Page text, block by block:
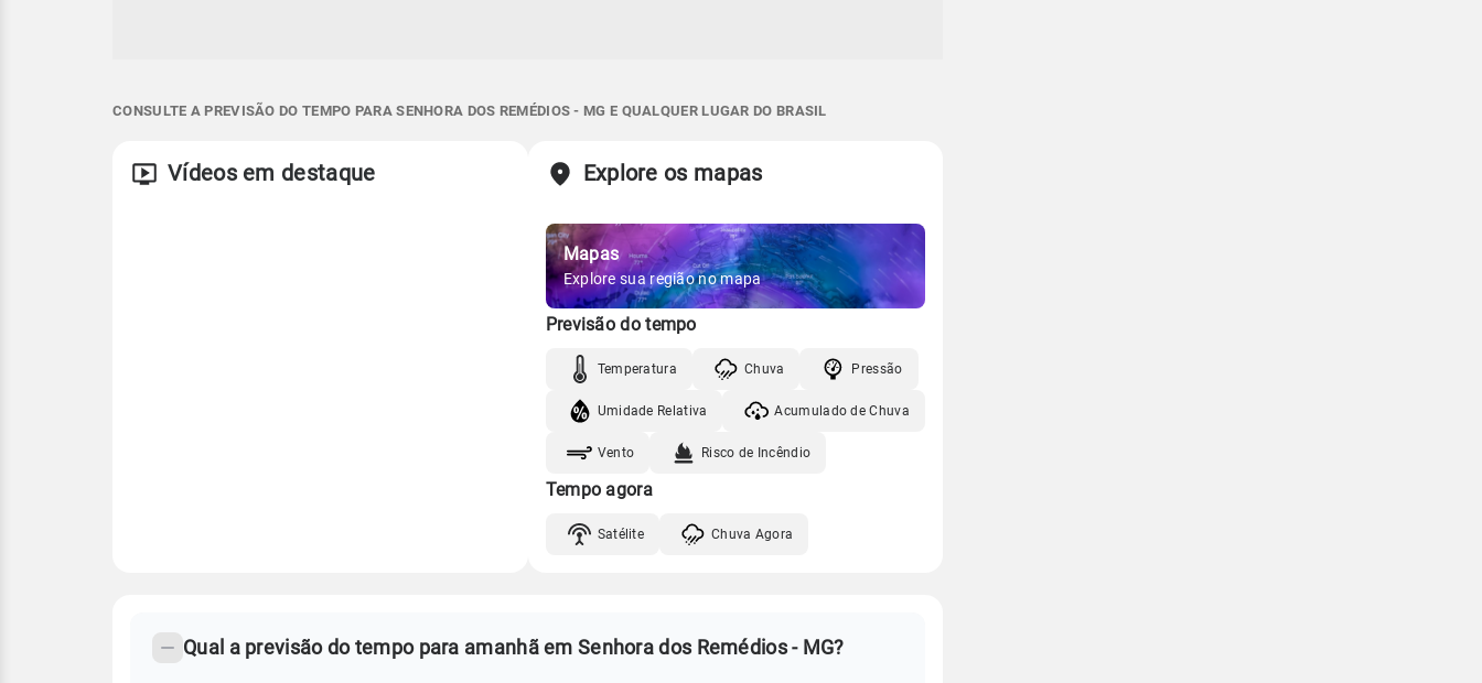
CONSULTE A PREVISÃO DO TEMPO PARA SENHORA DOS REMÉDIOS - MG E QUALQUER LUGAR DO BRASIL
Vídeos em destaque Explore os mapas
Mapas
Explore sua região no mapa
Previsão do tempo
Temperatura Chuva Pressão
Umidade Relativa Acumulado de Chuva
Vento Risco de Incêndio
Tempo agora
Satélite Chuva Agora
Qual a previsão do tempo para amanhã em Senhora dos Remédios - MG?